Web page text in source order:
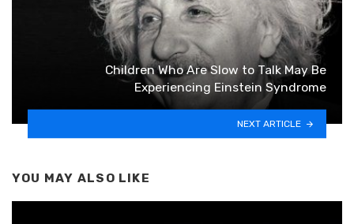
Children Who Are Slow to Talk May Be
Experiencing Einstein Syndrome
NEXT ARTICLE
YOU MAY ALSO LIKE